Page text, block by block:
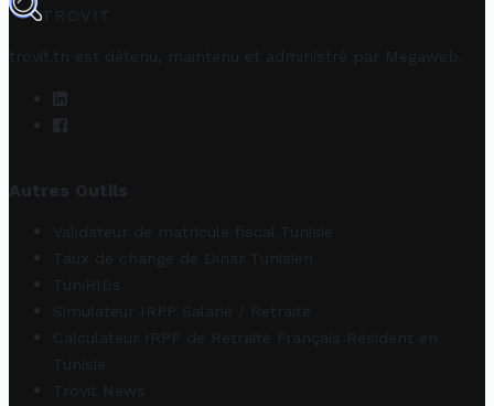
TROVIT
trovit.tn est détenu, maintenu et administré par Megaweb
Autres Outils
Validateur de matricule fiscal Tunisie
Taux de change de Dinar Tunisien
TuniRIBs
Simulateur IRPP Salarié / Retraité
Calculateur IRPP de Retraité Français Résident en
Tunisie
Trovit News